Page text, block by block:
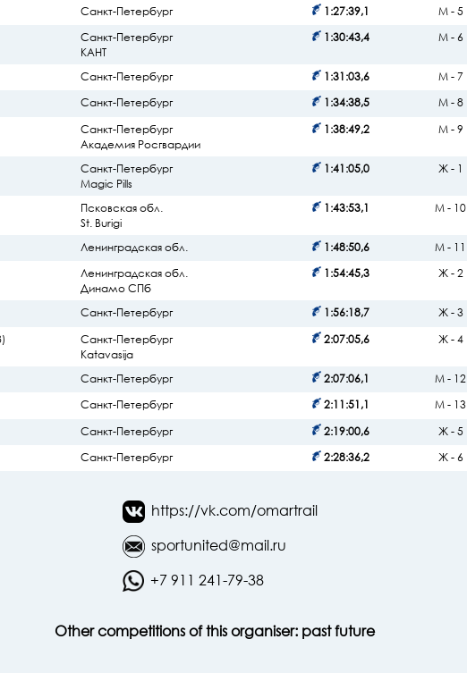
Санкт-Петербург 1:27:39,1 М - 5
Санкт-Петербург
КАНТ
1:30:43,4 М - 6
Санкт-Петербург 1:31:03,6 М - 7
Санкт-Петербург 1:34:38,5 М - 8
Санкт-Петербург
Академия Росгвардии
1:38:49,2 М - 9
Санкт-Петербург
Magic Pills
1:41:05,0 Ж - 1
Псковская обл.
St. Burigi
1:43:53,1 М - 10
Ленинградская обл. 1:48:50,6 М - 11
Ленинградская обл.
Динамо СПб
1:54:45,3 Ж - 2
Санкт-Петербург 1:56:18,7 Ж - 3
Санкт-Петербург
Katavasija
2:07:05,6 Ж - 4
Санкт-Петербург 2:07:06,1 М - 12
Санкт-Петербург 2:11:51,1 М - 13
Санкт-Петербург 2:19:00,6 Ж - 5
Санкт-Петербург 2:28:36,2 Ж - 6
https://vk.com/omartrail
sportunited@mail.ru
+7 911 241-79-38
Other competitions of this organiser: pastfuture